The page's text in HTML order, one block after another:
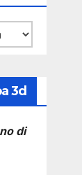
3d
di